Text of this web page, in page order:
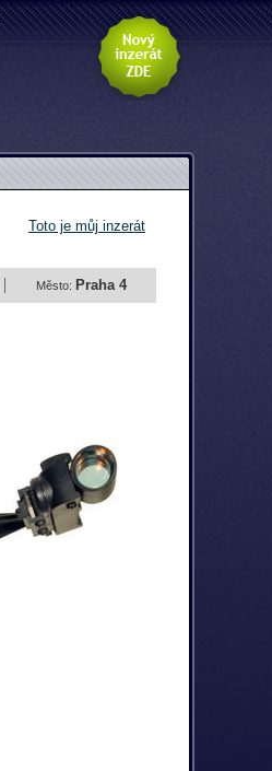
Toto je můj inzerát
Město: Praha 4